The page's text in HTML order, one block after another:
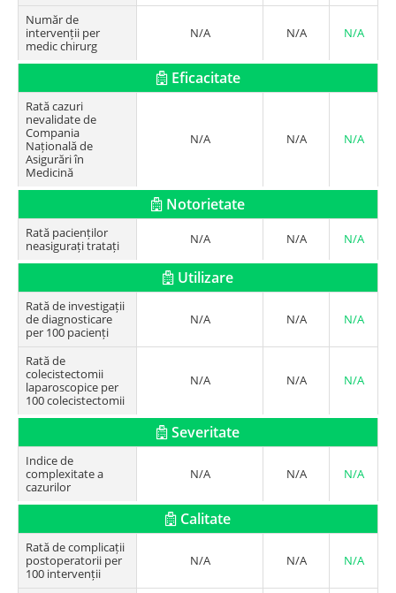
Număr de
intervenții per
medic chirurg
N/A N/A N/A
Eficacitate
Rată cazuri
nevalidate de
Compania
Națională de
Asigurări în
Medicină
N/A N/A N/A
Notorietate
Rată pacienților
neasigurați tratați
N/A N/A N/A
Utilizare
Rată de investigații
de diagnosticare
per 100 pacienți
N/A N/A N/A
Rată de
colecistectomii
laparoscopice per
100 colecistectomii
N/A N/A N/A
Severitate
Indice de
complexitate a
cazurilor
N/A N/A N/A
Calitate
Rată de complicații
postoperatorii per
100 intervenții
N/A N/A N/A